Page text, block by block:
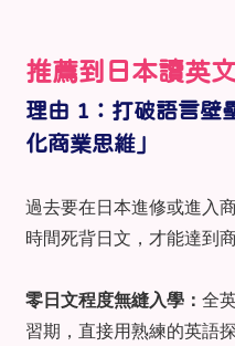
推薦到日本讀英
理由 1：打破語言壁
化商業思維」
過去要在日本進修或進入
時間死背日文，才能達到
零日文程度無縫入學： 全
習期，直接用熟練的英語